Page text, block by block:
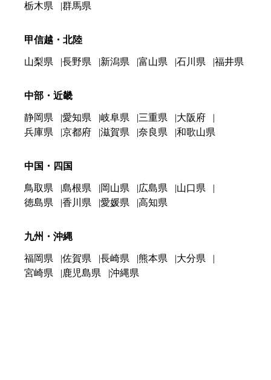
栃木県
群馬県
甲信越・北陸
山梨県 長野県 新潟県 富山県 石川県 福井県
中部・近畿
静岡県 愛知県 岐阜県 三重県
大阪府
兵庫県
京都府 滋賀県 奈良県 和歌山県
中国・四国
鳥取県 島根県 岡山県 広島県
山口県
徳島県
香川県 愛媛県 高知県
九州・沖縄
福岡県 佐賀県 長崎県 熊本県
大分県
宮崎県
鹿児島県 沖縄県